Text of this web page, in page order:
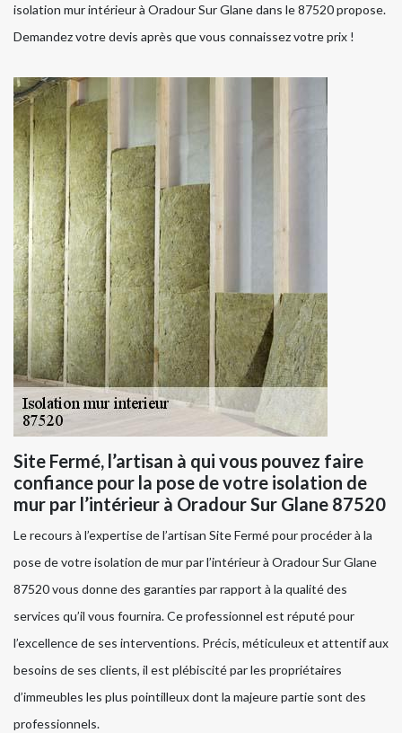
isolation mur intérieur à Oradour Sur Glane dans le 87520 propose.
Demandez votre devis après que vous connaissez votre prix !
Site Fermé, l’artisan à qui vous pouvez faire
confiance pour la pose de votre isolation de
mur par l’intérieur à Oradour Sur Glane 87520
Le recours à l’expertise de l’artisan Site Fermé pour procéder à la
pose de votre isolation de mur par l’intérieur à Oradour Sur Glane
87520 vous donne des garanties par rapport à la qualité des
services qu’il vous fournira. Ce professionnel est réputé pour
l’excellence de ses interventions. Précis, méticuleux et attentif aux
besoins de ses clients, il est plébiscité par les propriétaires
d’immeubles les plus pointilleux dont la majeure partie sont des
professionnels.